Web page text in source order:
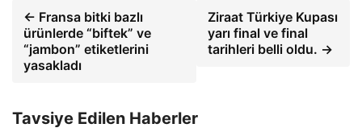
← Fransa bitki bazlı
ürünlerde “biftek” ve
“jambon” etiketlerini
yasakladı
Ziraat Türkiye Kupası
yarı final ve final
tarihleri ​​belli oldu. →
Tavsiye Edilen Haberler